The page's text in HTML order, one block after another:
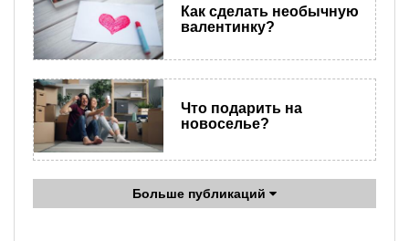
Как сделать необычную
валентинку?
Что подарить на
новоселье?
Больше публикаций